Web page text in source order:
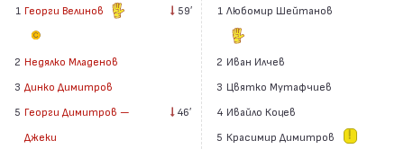
1 Георги Велинов 59′
2 Недялко Младенов
3 Динко Димитров
5 Георги Димитров —
Джеки
46′
1 Любомир Шейтанов
2 Иван Илчев
3 Цвятко Мутафчиев
4 Ивайло Коцев
5 Красимир Димитров